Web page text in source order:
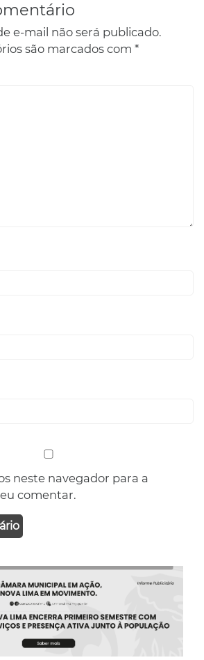
e-mail não será publicado.
são marcados com *
neste navegador para a
comentar.